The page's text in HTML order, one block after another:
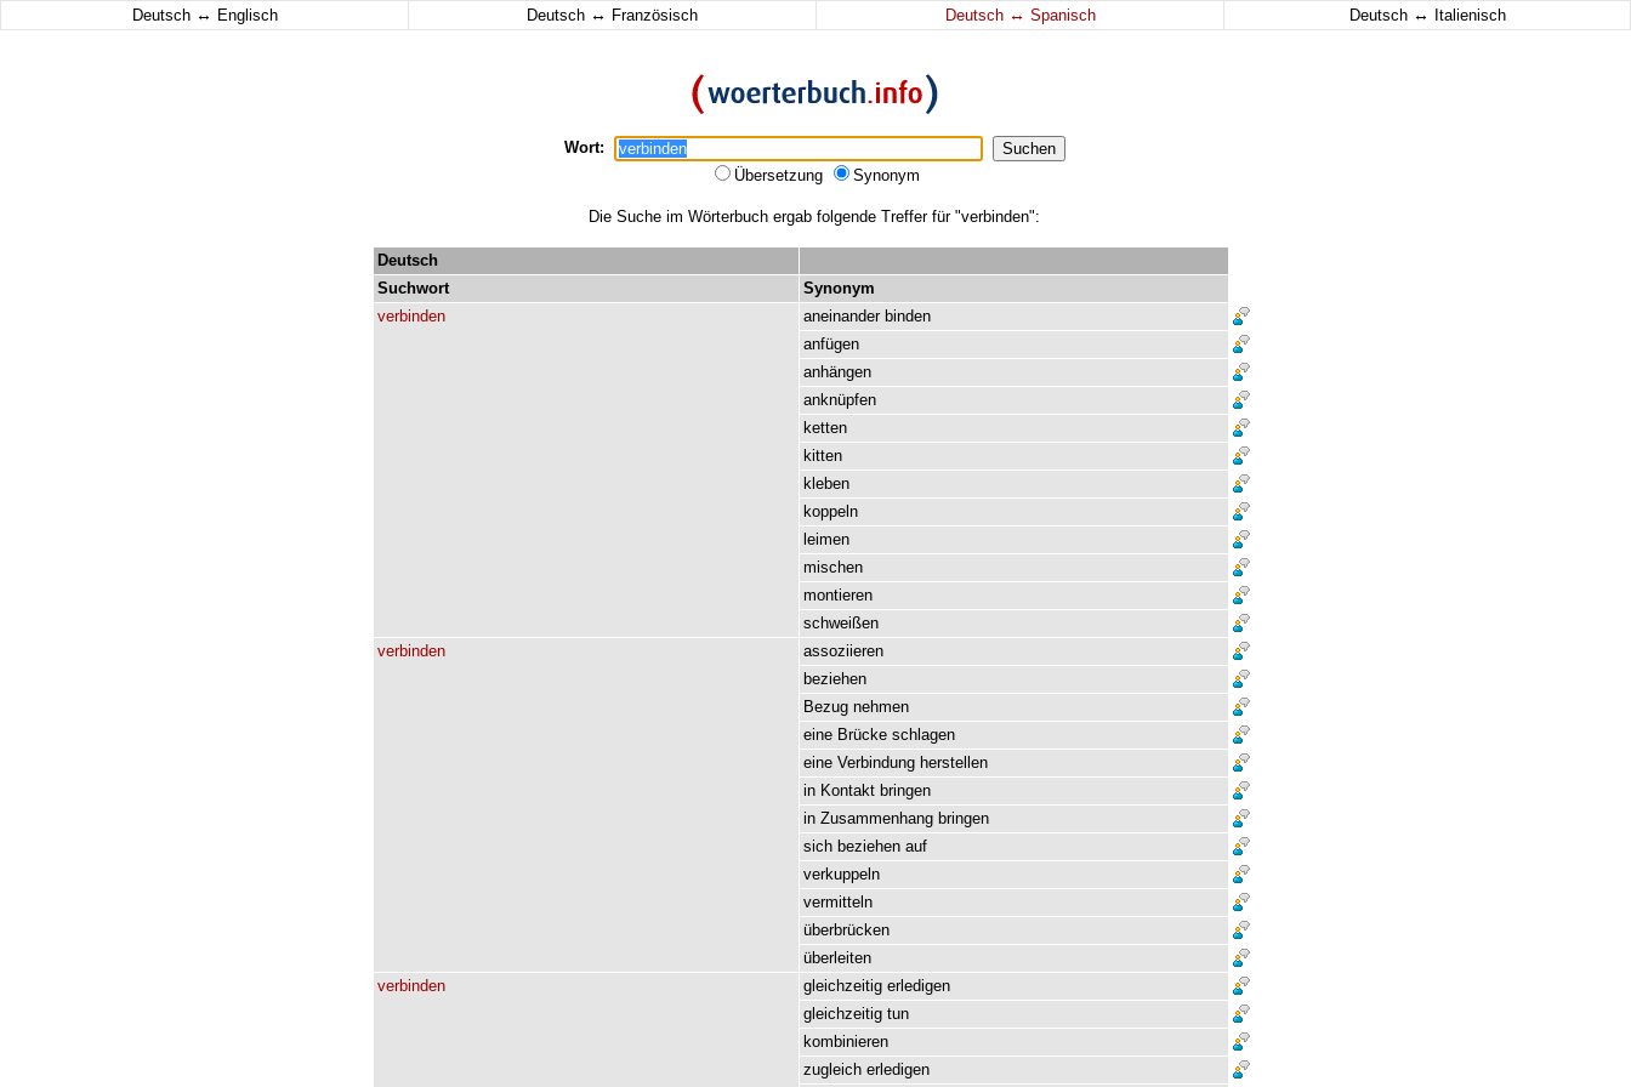
Deutsch ↔ Englisch Deutsch ↔ Französisch Deutsch ↔ Spanisch Deutsch ↔ Italienisch
Wort:
Übersetzung
Synonym
Die Suche im Wörterbuch ergab folgende Treffer für "verbinden":
Deutsch
Suchwort
Synonym
verbinden
aneinander binden
anfügen
anhängen
anknüpfen
ketten
kitten
kleben
koppeln
leimen
mischen
montieren
schweißen
verbinden
assoziieren
beziehen
Bezug nehmen
eine Brücke schlagen
eine Verbindung herstellen
in Kontakt bringen
in Zusammenhang bringen
sich beziehen auf
verkuppeln
vermitteln
überbrücken
überleiten
verbinden
gleichzeitig erledigen
gleichzeitig tun
kombinieren
zugleich erledigen